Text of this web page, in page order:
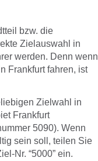
bzw. die
Zielauswahl in
werden. Denn wenn
Frankfurt fahren, ist
Zielwahl in
Frankfurt
5090). Wenn
sein soll, teilen Sie
Nr. “5000” ein.